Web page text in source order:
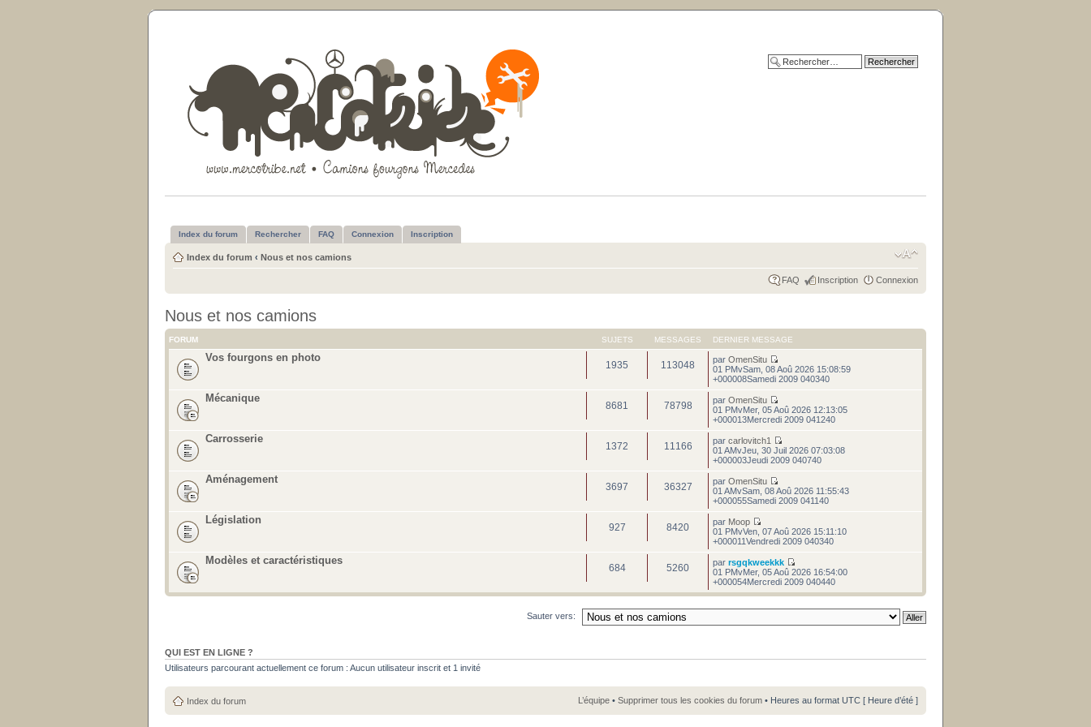
Index du forum Rechercher FAQ Connexion Inscription
Index du forum ‹ Nous et nos camions
FAQ Inscription Connexion
Nous et nos camions
FORUM SUJETS MESSAGES DERNIER MESSAGE
Vos fourgons en photo
1935 113048 parOmenSitu
01 PMvSam, 08 Aoû 2026 15:08:59
+000008Samedi 2009 040340
Mécanique
8681 78798 parOmenSitu
01 PMvMer, 05 Aoû 2026 12:13:05
+000013Mercredi 2009 041240
Carrosserie
1372 11166 parcarlovitch1
01 AMvJeu, 30 Juil 2026 07:03:08
+000003Jeudi 2009 040740
Aménagement
3697 36327 parOmenSitu
01 AMvSam, 08 Aoû 2026 11:55:43
+000055Samedi 2009 041140
Législation
927 8420 par Moop
01 PMvVen, 07 Aoû 2026 15:11:10
+000011Vendredi 2009 040340
Modèles et caractéristiques
684 5260 parrsgqkweekkk
01 PMvMer, 05 Aoû 2026 16:54:00
+000054Mercredi 2009 040440
Sauter vers:
QUI EST EN LIGNE ?
Utilisateurs parcourant actuellement ce forum : Aucun utilisateur inscrit et 1 invité
Index du forum L’équipe • Supprimer tous les cookies du forum • Heures au format UTC [ Heure d’été ]